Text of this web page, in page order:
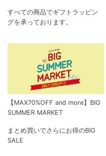
すべての商品でギフトラッピン
グを承っております。
【MAX70%OFF and more】BIG
SUMMER MARKET
まとめ買いでさらにお得のBIG
SALE